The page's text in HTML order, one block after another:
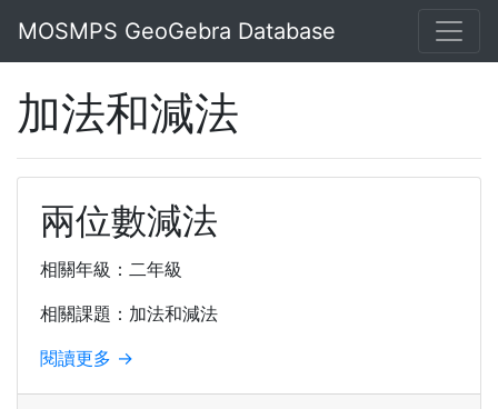
MOSMPS GeoGebra Database
加法和減法
兩位數減法
相關年級：二年級
相關課題：加法和減法
閱讀更多 →